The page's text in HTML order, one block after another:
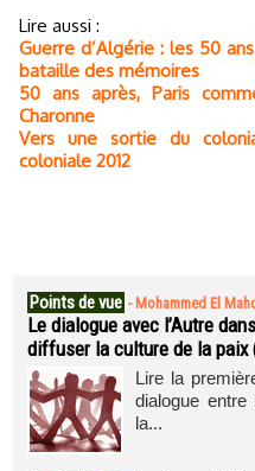
Lire aussi :
Guerre d’Algérie : les 50
bataille des mémoires
50 ans après, Paris
Charonne
Vers une sortie du
coloniale 2012
Points de vue - Mohammed El
Le dialogue avec l’Autre
diffuser la culture de la paix
Lire la
dialogue
la...